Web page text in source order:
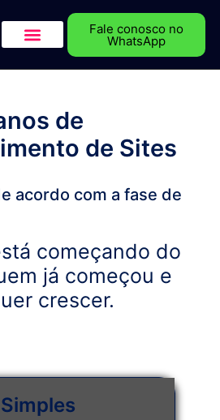
Fale conosco no
WhatsApp
de
de Sites
acordo com a fase de
começando do
já começou e
crescer.
Simples